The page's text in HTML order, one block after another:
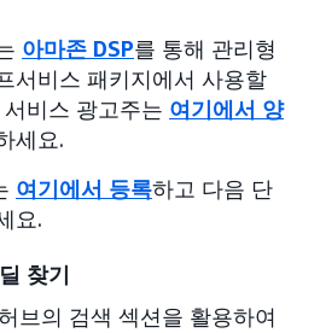
아마존 DSP를 통해 관리형
서비스 패키지에서 사용할
비스 광고주는 여기에서 양
세요.
여기에서 등록하고 다음 단
요.
찾기
브의 검색 섹션을 활용하여